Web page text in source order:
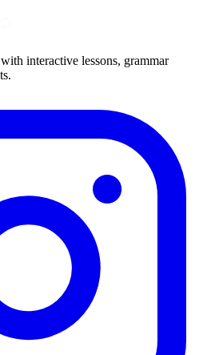
interactive lessons, grammar